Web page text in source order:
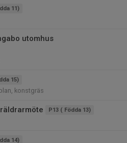
11)
utomhus
15)
konstgräs
P13 ( Födda 13)
14)